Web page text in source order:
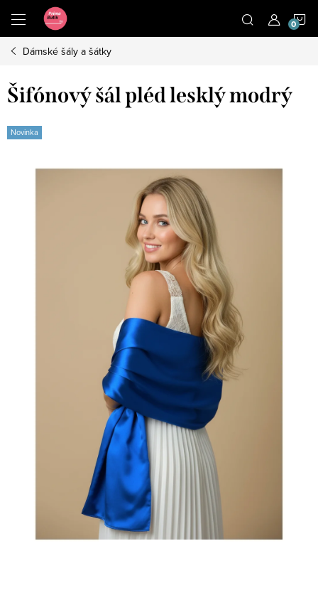
obsah
Dámské šály a šátky
Šifónový šál pléd lesklý modrý
Novinka